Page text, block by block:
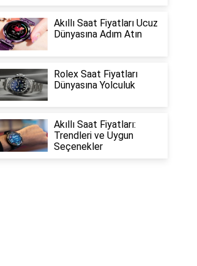
Akıllı Saat Fiyatları Ucuz
Dünyasına Adım Atın
Rolex Saat Fiyatları
Dünyasına Yolculuk
Akıllı Saat Fiyatları:
Trendleri ve Uygun
Seçenekler